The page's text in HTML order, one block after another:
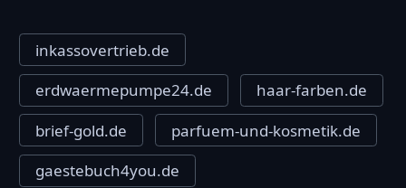
inkassovertrieb.de
erdwaermepumpe24.de
haar-farben.de
brief-gold.de
parfuem-und-kosmetik.de
gaestebuch4you.de